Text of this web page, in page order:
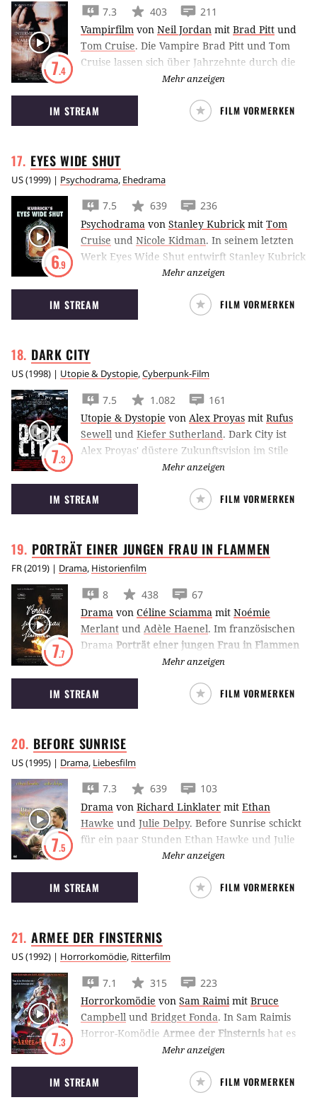
7.4
7.3 403
211
Vampirfilm von Neil Jordan mit Brad Pitt und
Tom Cruise. Die Vampire Brad Pitt und Tom
Cruise lassen sich über Jahrzehnte durch die
Nächte treiben, doch werden schließlich zu
Feinden.
Mehr anzeigen
IM STREAM FILM VORMERKEN
EYES WIDE SHUT
US(1999) | Psychodrama, Ehedrama
6.9
7.5 639
236
Psychodrama von Stanley Kubrickmit Tom
Cruise und Nicole Kidman. In seinem letzten
Werk Eyes Wide Shut entwirft Stanley Kubrick
basierend auf Arthur Schnitzlers
Traumnovelle ein erotisches Drama mit
tiefenpsychologischem Ansatz.
Mehr anzeigen
IM STREAM FILM VORMERKEN
DARKCITY
US(1998) | Utopie & Dystopie,Cyberpunk-Film
7.3
7.5 1.082
161
Utopie & Dystopie von Alex Proyas mit Rufus
Sewell und Kiefer Sutherland. Dark City ist
Alex Proyas' düstere Zukunftsvision im Stile
eines klassischen Film Noir.
Mehr anzeigen
IM STREAM FILM VORMERKEN
PORTRÄT EINER JUNGEN FRAU IN FLAMMEN
FR(2019) | Drama, Historienfilm
7.7
8 438
67
Drama von Céline Sciamma mit Noémie
Merlant und Adèle Haenel. Im französischen
Drama Porträt einer jungen Frau in Flammen
wird eine Malerin beauftragt, das Portät einer
Frau anzufertigen, die sich nicht malen lassen
will. Als Hausmädchen verkleidet verliebt sie
sich in sie.
Mehr anzeigen
IM STREAM FILM VORMERKEN
BEFORE SUNRISE
US(1995) | Drama, Liebesfilm
7.5
7.3 639
103
Drama von Richard Linklater mit Ethan
Hawke und Julie Delpy. Before Sunrise schickt
für ein paar Stunden Ethan Hawke und Julie
Delpy auf Sinn- und Selbstsuche vor der
historischen Kulisse der Stadt Wiens.
Mehr anzeigen
IM STREAM FILM VORMERKEN
ARMEE DER FINSTERNIS
US(1992) | Horrorkomödie, Ritterfilm
7.3
7.1 315
223
Horrorkomödie von Sam Raimimit Bruce
Campbell und Bridget Fonda. In Sam Raimis
Horror-Komödie Armee der Finsternis hat es
Ash aus Tanz der Teufel ins Mittelalter
katapultiert. Dort muss er eine holde Maid
gegen die Armee der Toten verteidigen.
Mehr anzeigen
IM STREAM FILM VORMERKEN